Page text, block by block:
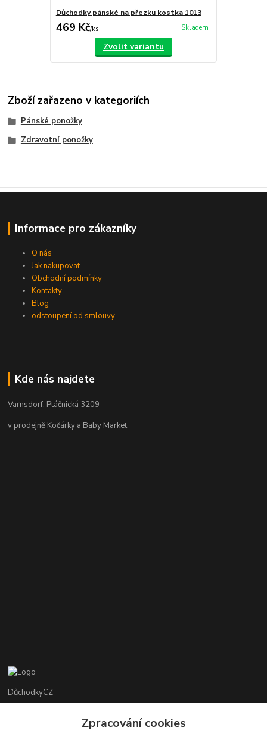
Důchodky pánské na přezku kostka 1013
469 Kč/ks Skladem
Zvolit variantu
Zboží zařazeno v kategoriích
Pánské ponožky
Zdravotní ponožky
Informace pro zákazníky
O nás
Jak nakupovat
Obchodní podmínky
Kontakty
Blog
odstoupení od smlouvy
Kde nás najdete
Varnsdorf, Ptáčnická 3209
v prodejně Kočárky a Baby Market
DůchodkyCZ
Zpracování cookies